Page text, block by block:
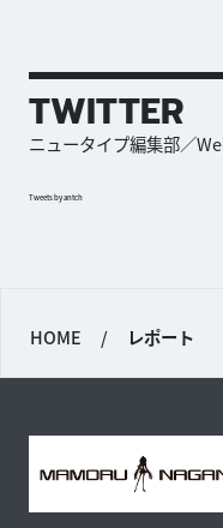
TWITTER
ニュータイプ編集部／
Tweets by antch
HOME / レポート